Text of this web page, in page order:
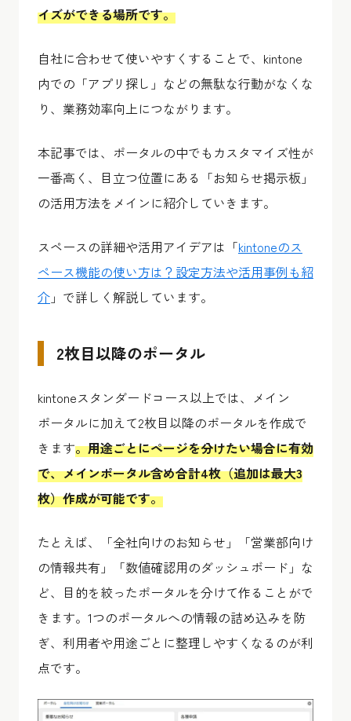
イズができる場所です。
自社に合わせて使いやすくすることで、kintone
内での「アプリ探し」などの無駄な行動がなくな
り、業務効率向上につながります。
本記事では、ポータルの中でもカスタマイズ性が
一番高く、目立つ位置にある「お知らせ掲示板」
の活用方法をメインに紹介していきます。
スペースの詳細や活用アイデアは「kintoneのス
ペース機能の使い方は？設定方法や活用事例も紹
介 」で詳しく解説しています。
2枚目以降のポータル
kintoneスタンダードコース以上では、メイン
ポータルに加えて2枚目以降のポータルを作成で
きます。用途ごとにページを分けたい場合に有効
で、メインポータル含め合計4枚（追加は最大3
枚）作成が可能です。
たとえば、「全社向けのお知らせ」「営業部向け
の情報共有」「数値確認用のダッシュボード」な
ど、目的を絞ったポータルを分けて作ることがで
きます。1つのポータルへの情報の詰め込みを防
ぎ、利用者や用途ごとに整理しやすくなるのが利
点です。